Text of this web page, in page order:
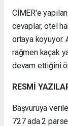
CİMER'e
cevaplar, otel
ortaya koyuyor.
rağmen kaçak
devam ettiğini
RESMİ
Başvuruya
727 ada 2